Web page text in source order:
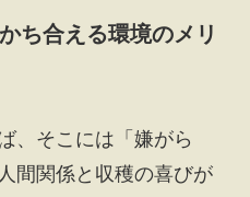
ち合える環境のメリ
、そこには「嫌がら
間関係と収穫の喜びが